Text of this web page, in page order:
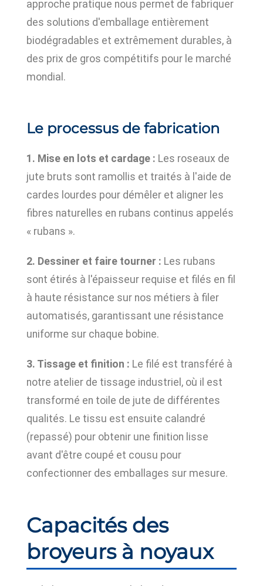
approche pratique nous permet de fabriquer
des solutions d'emballage entièrement
biodégradables et extrêmement durables, à
des prix de gros compétitifs pour le marché
mondial.
Le processus de fabrication
1. Mise en lots et cardage : Les roseaux de
jute bruts sont ramollis et traités à l'aide de
cardes lourdes pour démêler et aligner les
fibres naturelles en rubans continus appelés
« rubans ».
2. Dessiner et faire tourner : Les rubans
sont étirés à l'épaisseur requise et filés en fil
à haute résistance sur nos métiers à filer
automatisés, garantissant une résistance
uniforme sur chaque bobine.
3. Tissage et finition : Le filé est transféré à
notre atelier de tissage industriel, où il est
transformé en toile de jute de différentes
qualités. Le tissu est ensuite calandré
(repassé) pour obtenir une finition lisse
avant d'être coupé et cousu pour
confectionner des emballages sur mesure.
Capacités des
broyeurs à noyaux